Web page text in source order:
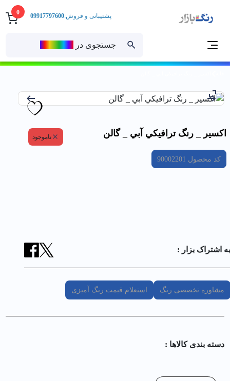
0
جستجوی در
پشتیبانی و فروش:09917797600
اكسير _ رنگ ترافيكي آبي _ گالن ناموجود
کد محصول 90002201
به اشتراک بزار :
مشاوره تخصصی رنگ استعلام قیمت رنگ آمیزی
دسته بندی کالا‌ها :